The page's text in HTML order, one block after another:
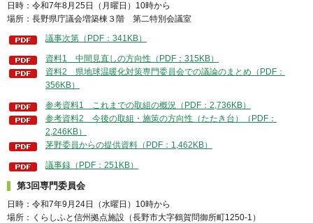
日時：令和7年8月25日（月曜日）10時から
場所：長野県庁議会増築棟３階 第二特別会議室
議事次第（PDF：341KB）
資料1 中間見直しの方向性（PDF：315KB）
資料2 県地球温暖化対策専門委員会での議論のまとめ（PDF：
356KB）
参考資料1 これまでの取組の概況（PDF：2,736KB）
参考資料2 今後の取組・施策の方向性（たたき台）（PDF：
2,246KB）
茅野委員からの提供資料（PDF：1,462KB）
議事録（PDF：251KB）
第3回専門委員会
日時：令和7年9月24日（水曜日）10時から
場所：くらしふと信州拠点施設（長野市大字鶴賀問御所町1250-1）